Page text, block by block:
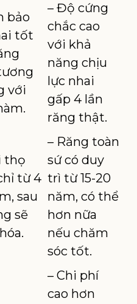
bảo
tốt
với
– Độ cứng
chắc cao
với khả
năng chịu
lực nhai
gấp 4 lần
răng thật.
thọ
từ 4
sau
sẽ
– Răng toàn
sứ có duy
trì từ 15-20
năm, có thể
hơn nữa
nếu chăm
sóc tốt.
– Chi phí
cao hơn